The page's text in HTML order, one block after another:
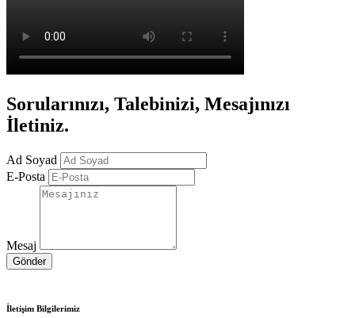
Sorularınızı, Talebinizi, Mesajınızı
İletiniz.
Ad Soyad
E-Posta
Mesaj
Gönder
İletişim Bilgilerimiz